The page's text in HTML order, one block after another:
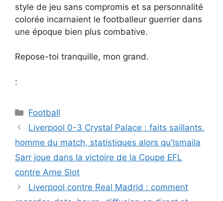
style de jeu sans compromis et sa personnalité
colorée incarnaient le footballeur guerrier dans
une époque bien plus combative.
Repose-toi tranquille, mon grand.
:
Catégories
Football
Liverpool 0-3 Crystal Palace : faits saillants,
homme du match, statistiques alors qu'Ismaila
Sarr joue dans la victoire de la Coupe EFL
contre Arne Slot
Liverpool contre Real Madrid : comment